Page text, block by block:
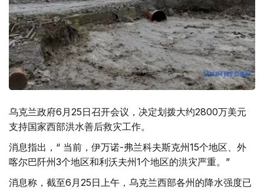
乌克兰政府6月25日召开会议，决定划拨大约2800万美元
支持国家西部洪水善后救灾工作。
消息指出，“ 当前，伊万诺-弗兰科夫斯克州15个地区、外
喀尔巴阡州3个地区和利沃夫州1个地区的洪灾严重。”
消息称，截至6月25日上午，乌克兰西部各州的降水强度已